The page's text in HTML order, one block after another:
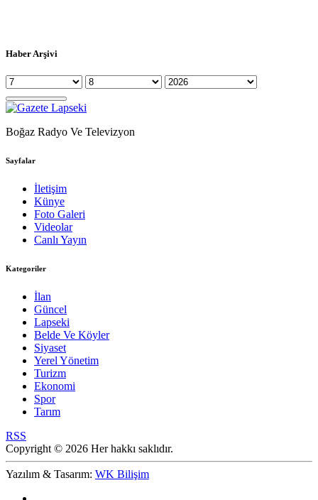
Haber Arşivi
Boğaz Radyo Ve Televizyon
Sayfalar
İletişim
Künye
Foto Galeri
Videolar
Canlı Yayın
Kategoriler
İlan
Güncel
Lapseki
Belde Ve Köyler
Siyaset
Yerel Yönetim
Turizm
Ekonomi
Spor
Tarım
RSS
Copyright © 2026 Her hakkı saklıdır.
Yazılım & Tasarım: WK Bilişim